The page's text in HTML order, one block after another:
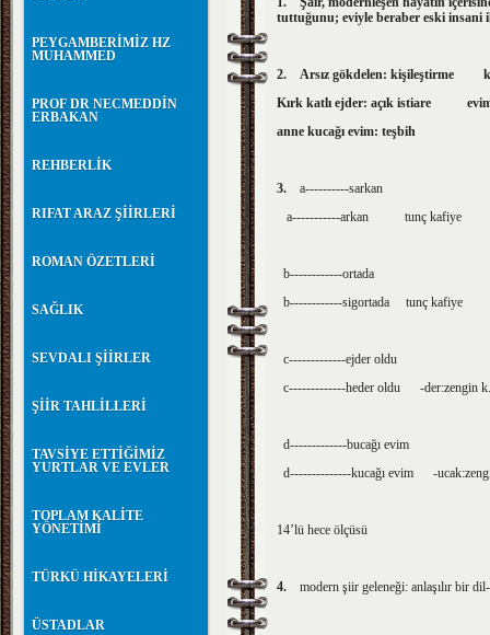
PEYGAMBERİMİZ HZ
MUHAMMED
PROF DR NECMEDDİN
ERBAKAN
REHBERLİK
RIFAT ARAZ ŞİİRLERİ
ROMAN ÖZETLERİ
SAĞLIK
SEVDALI ŞİİRLER
ŞİİR TAHLİLLERİ
TAVSİYE ETTİĞİMİZ
YURTLAR VE EVLER
TOPLAM KALİTE
YÖNETİMİ
TÜRKÜ HİKAYELERİ
ÜSTADLAR
tuttuğunu; eviyle beraber eski insani
2. Arsız gökdelen: kişileştirme
Kırk katlı ejder: açık istiare
anne kucağı evim: teşbih
3. a----------sarkan
a-----------arkan tunç kafiye
b------------ortada
b------------sigortada tunç kafiye
c-------------ejder oldu
c-------------heder oldu -
d-------------bucağı evim
d--------------kucağı evim -
14’lü hece ölçüsü
4. modern şiir geleneği: anlaşılır bir